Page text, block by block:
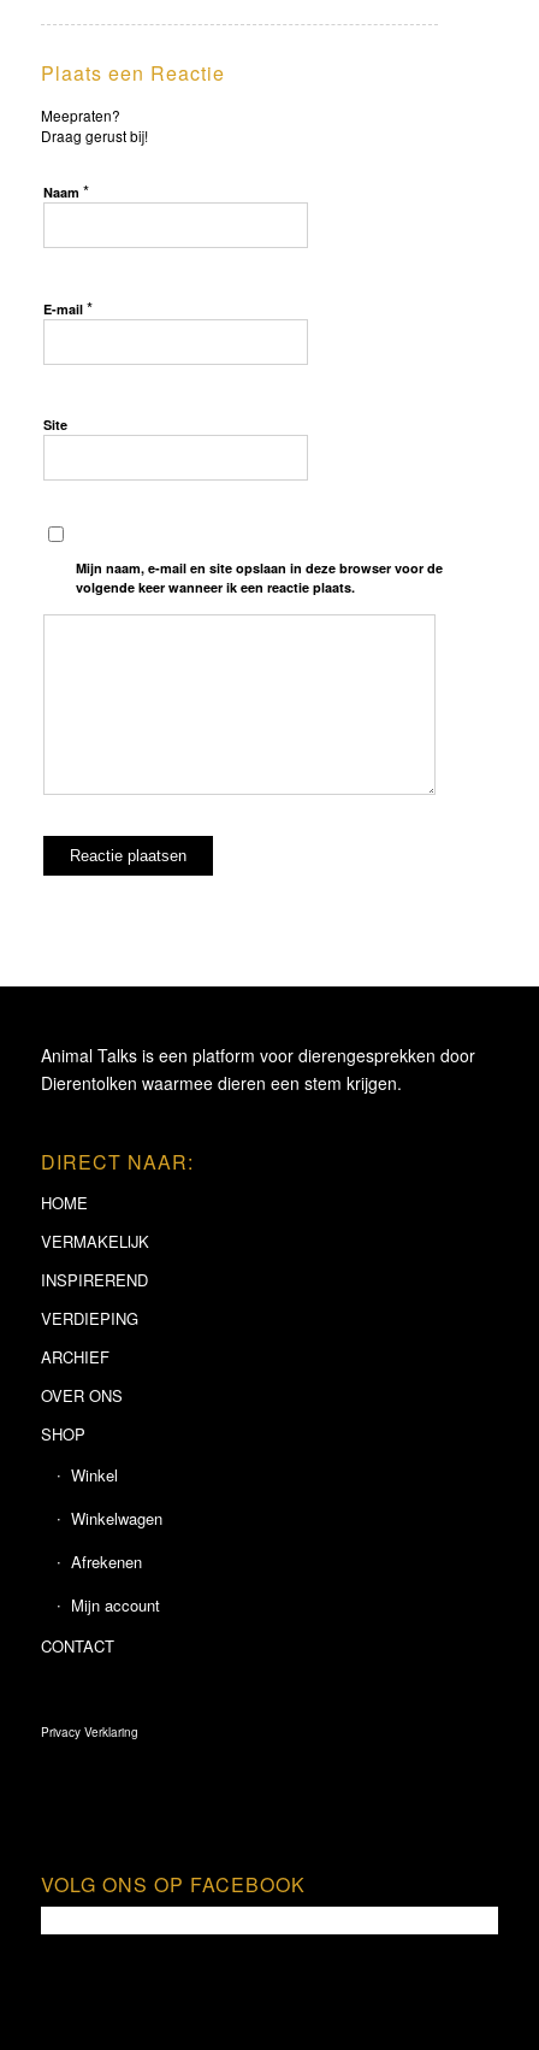
Plaats een Reactie
Meepraten?
Draag gerust bij!
Naam *
E-mail *
Site
Mijn naam, e-mail en site opslaan in deze browser voor de
volgende keer wanneer ik een reactie plaats.
Animal Talks is een platform voor dierengesprekken door
Dierentolken waarmee dieren een stem krijgen.
DIRECT NAAR:
HOME
VERMAKELIJK
INSPIREREND
VERDIEPING
ARCHIEF
OVER ONS
SHOP
Winkel
Winkelwagen
Afrekenen
Mijn account
CONTACT
Privacy Verklaring
VOLG ONS OP FACEBOOK